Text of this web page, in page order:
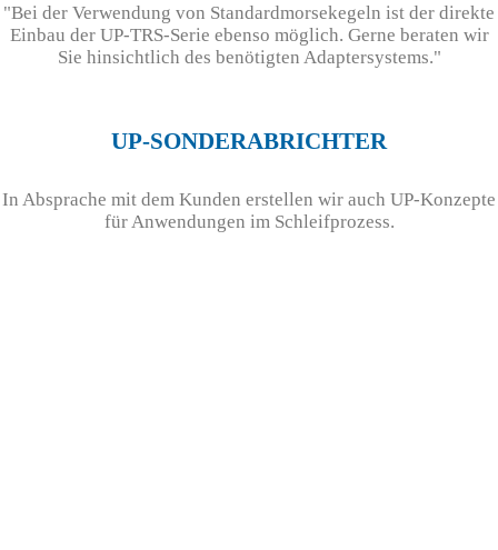
"Bei der Verwendung von Standardmorsekegeln ist der direkte
Einbau der UP-TRS-Serie ebenso möglich. Gerne beraten wir
Sie hinsichtlich des benötigten Adaptersystems."
UP-SONDERABRICHTER
In Absprache mit dem Kunden erstellen wir auch UP-Konzepte
für Anwendungen im Schleifprozess.